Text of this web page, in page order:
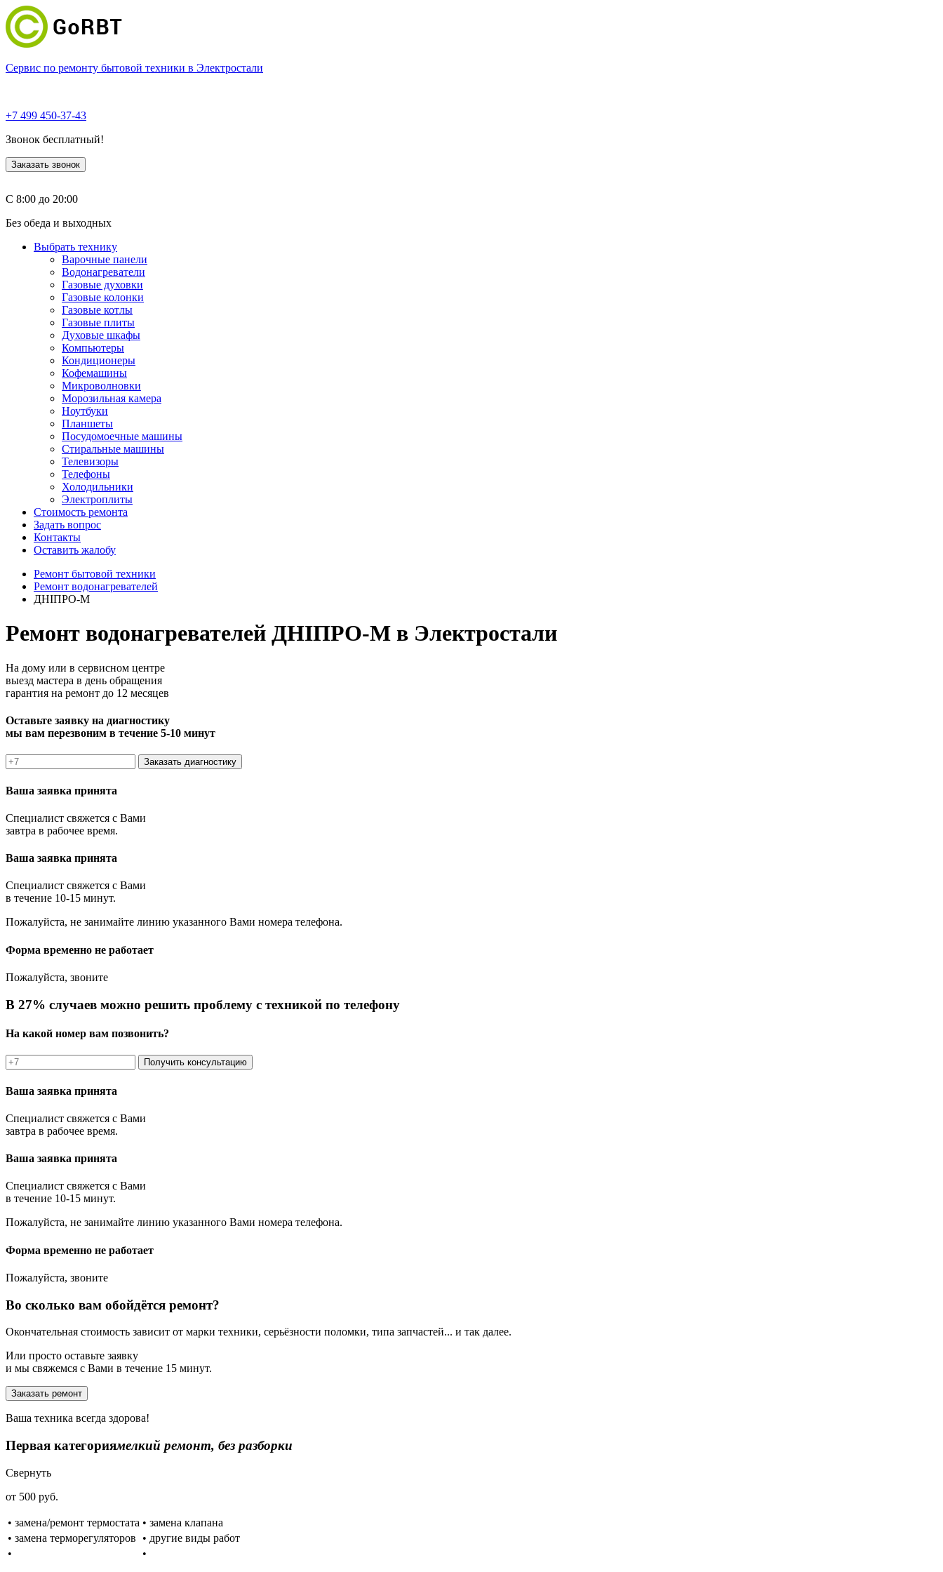
Сервис по ремонту бытовой техники в Электростали
+7 499 450-37-43
Звонок бесплатный!
Заказать звонок
С 8:00 до 20:00
Без обеда и выходных
Выбрать технику
Варочные панели
Водонагреватели
Газовые духовки
Газовые колонки
Газовые котлы
Газовые плиты
Духовые шкафы
Компьютеры
Кондиционеры
Кофемашины
Микроволновки
Морозильная камера
Ноутбуки
Планшеты
Посудомоечные машины
Стиральные машины
Телевизоры
Телефоны
Холодильники
Электроплиты
Стоимость ремонта
Задать вопрос
Контакты
Оставить жалобу
Ремонт бытовой техники
Ремонт водонагревателей
ДНІПРО-М
Ремонт водонагревателей ДНІПРО-М в Электростали
На дому или в сервисном центре
выезд мастера в день обращения
гарантия на ремонт до 12 месяцев
Оставьте заявку на диагностику
мы вам перезвоним в течение 5-10 минут
Заказать диагностику
Ваша заявка принята
Специалист свяжется с Вами
завтра в рабочее время.
Ваша заявка принята
Специалист свяжется с Вами
в течение 10-15 минут.
Пожалуйста, не занимайте линию указанного Вами номера телефона.
Форма временно не работает
Пожалуйста, звоните
В 27% случаев можно решить проблему с техникой по телефону
На какой номер вам позвонить?
Получить консультацию
Ваша заявка принята
Специалист свяжется с Вами
завтра в рабочее время.
Ваша заявка принята
Специалист свяжется с Вами
в течение 10-15 минут.
Пожалуйста, не занимайте линию указанного Вами номера телефона.
Форма временно не работает
Пожалуйста, звоните
Во сколько вам обойдётся ремонт?
Окончательная стоимость зависит от марки техники, серьёзности поломки, типа запчастей... и так далее.
Или просто оставьте заявку
и мы свяжемся с Вами в течение 15 минут.
Заказать ремонт
Ваша техника всегда здорова!
Первая категориямелкий ремонт, без разборки
Свернуть
от 500 руб.
• замена/ремонт термостата • замена клапана
• замена терморегуляторов
• другие виды работ
•
•